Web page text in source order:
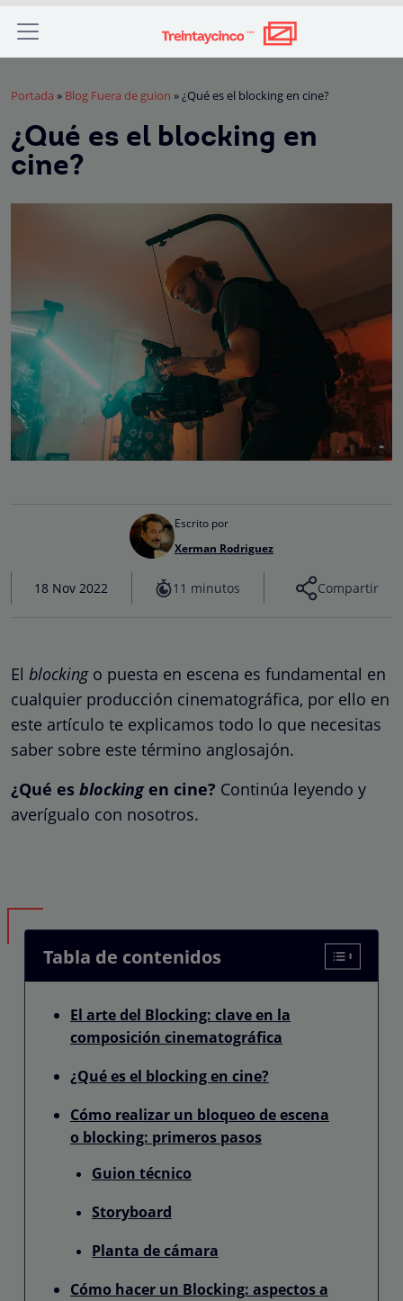
Portada » Blog Fuera de guion »¿Qué es el blocking en cine?
¿Qué es el blocking en
cine?
Escrito por
Xerman Rodriguez
18 Nov 2022 11 minutos Compartir
El blockingo puesta en escena es fundamental en
cualquier producción cinematográfica, por ello en
este artículo te explicamos todo lo que necesitas
saber sobre este término anglosajón.
¿Qué es blockingen cine? Continúa leyendo y
averígualo con nosotros.
Tabla de contenidos
El arte del Blocking: clave en la
composición cinematográfica
¿Qué es el blocking en cine?
Cómo realizar un bloqueo de escena
o blocking: primeros pasos
Guion técnico
Storyboard
Planta de cámara
Cómo hacer un Blocking: aspectos a